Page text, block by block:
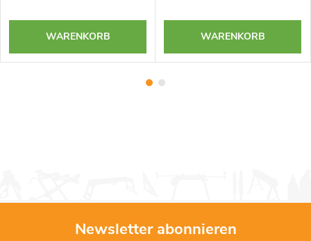
WARENKORB WARENKORB
Newsletter abonnieren